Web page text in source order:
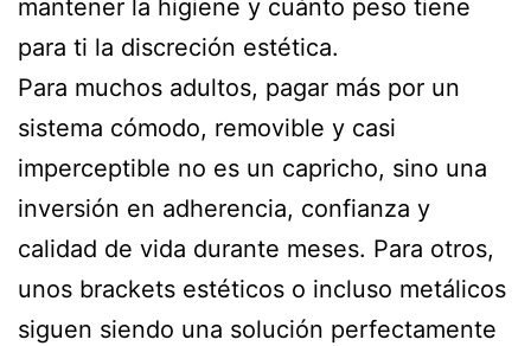
mantener la higiene y cuánto peso tiene
para ti la discreción estética.
Para muchos adultos, pagar más por un
sistema cómodo, removible y casi
imperceptible no es un capricho, sino una
inversión en adherencia, confianza y
calidad de vida durante meses. Para otros,
unos brackets estéticos o incluso metálicos
siguen siendo una solución perfectamente